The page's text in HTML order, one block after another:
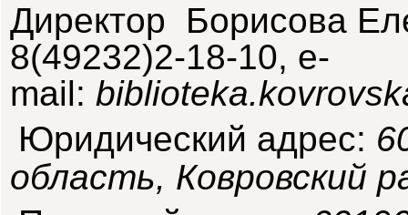
Директор Борисова
8(49232)2-18-10, е-
mail: b
Юридический адрес:
область, Ковровский